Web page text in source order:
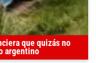
que quizás no
argentino